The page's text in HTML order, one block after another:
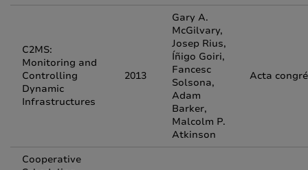
C2MS:
Monitoring and
Controlling
Dynamic
Infrastructures
2013
Gary A.
McGilvary,
Josep Rius,
Íñigo Goiri,
Fancesc
Solsona,
Adam
Barker,
Malcolm P.
Atkinson
Acta
Cooperative